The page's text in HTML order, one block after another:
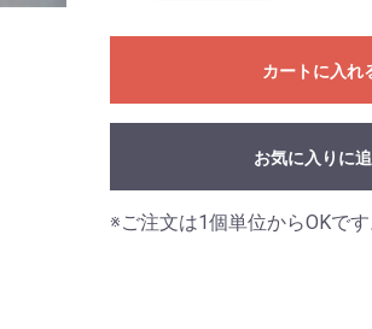
カートに入れ
お気に入りに
※ご注文は1個単位からOKです